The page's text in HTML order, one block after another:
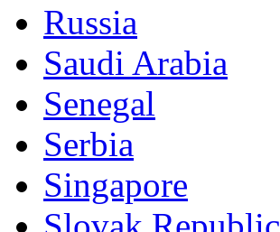
Russia
Saudi Arabia
Senegal
Serbia
Singapore